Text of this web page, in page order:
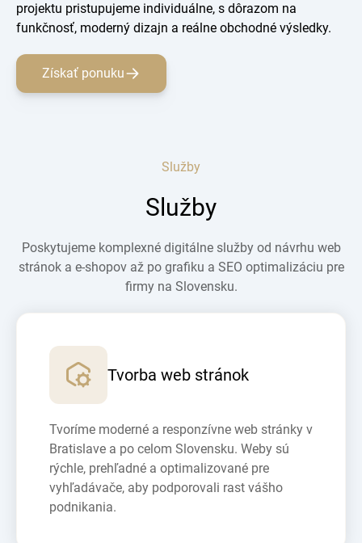
projektu pristupujeme individuálne, s dôrazom na
funkčnosť, moderný dizajn a reálne obchodné výsledky.
Získať ponuku
Služby
Služby
Poskytujeme komplexné digitálne služby od návrhu web
stránok a e-shopov až po grafiku a SEO optimalizáciu pre
firmy na Slovensku.
Tvorba web stránok
Tvoríme moderné a responzívne web stránky v
Bratislave a po celom Slovensku. Weby sú
rýchle, prehľadné a optimalizované pre
vyhľadávače, aby podporovali rast vášho
podnikania.